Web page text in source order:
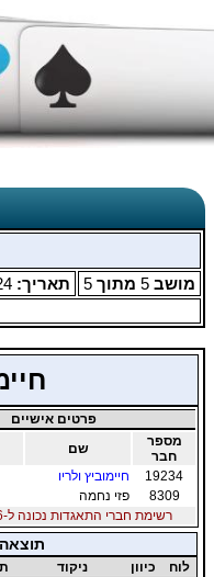
מושב 5 מתוך 5 תאריך:
פרטים אישיים
מספר
חבר
שם
19234
חיימוביץ ולריו
8309
פזי נחמה
רשימת חברי התאגדות נכונה ל-05/08/2026
לוח כיוון ניקוד